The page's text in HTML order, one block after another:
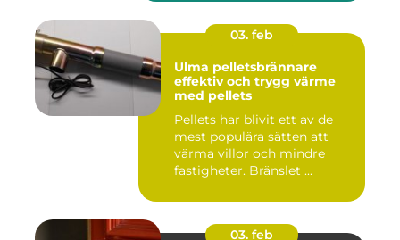
03. feb
Ulma pelletsbrännare
effektiv och trygg värme
med pellets
Pellets har blivit ett av de
mest populära sätten att
värma villor och mindre
fastigheter. Bränslet ...
03. feb